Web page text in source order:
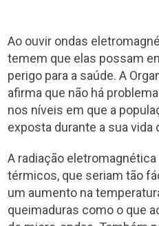
Ao ouvir ondas
temem que elas possam
perigo para a saúde. A
afirma que não há
nos níveis em que a
exposta durante a sua vida
A radiação
térmicos, que seriam tão
um aumento na
queimaduras como o que